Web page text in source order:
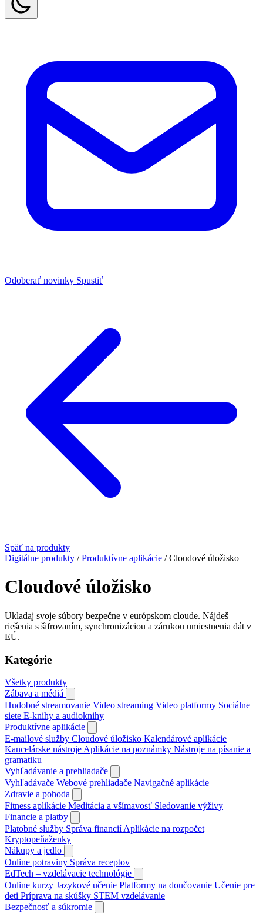
Odoberať novinky Spustiť
Späť na produkty
Digitálne produkty / Produktívne aplikácie / Cloudové úložisko
Cloudové úložisko
Ukladaj svoje súbory bezpečne v európskom cloude. Nájdeš
riešenia s šifrovaním, synchronizáciou a zárukou umiestnenia dát v
EÚ.
Kategórie
Všetky produkty
Zábava a médiá
Hudobné streamovanie Video streaming Video platformy Sociálne
siete E‑knihy a audioknihy
Produktívne aplikácie
E‑mailové služby Cloudové úložisko Kalendárové aplikácie
Kancelárske nástroje Aplikácie na poznámky Nástroje na písanie a
gramatiku
Vyhľadávanie a prehliadače
Vyhľadávače Webové prehliadače Navigačné aplikácie
Zdravie a pohoda
Fitness aplikácie Meditácia a všímavosť Sledovanie výživy
Financie a platby
Platobné služby Správa financiíAplikácie na rozpočet
Kryptopeňaženky
Nákupy a jedlo
Online potraviny Správa receptov
EdTech – vzdelávacie technológie
Online kurzy Jazykové učenie Platformy na doučovanie Učenie pre
deti Príprava na skúšky STEM vzdelávanie
Bezpečnosť a súkromie